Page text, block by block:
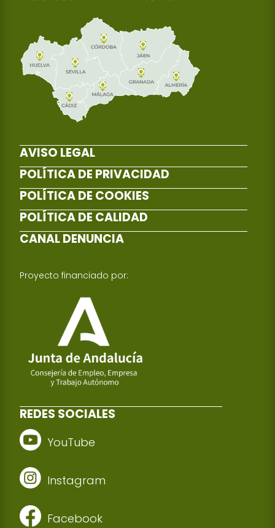
AVISO LEGAL
POLÍTICA DE PRIVACIDAD
POLÍTICA DE COOKIES
POLÍTICA DE CALIDAD
CANAL DENUNCIA
Proyecto financiado por:
REDES SOCIALES
YouTube
Instagram
Facebook